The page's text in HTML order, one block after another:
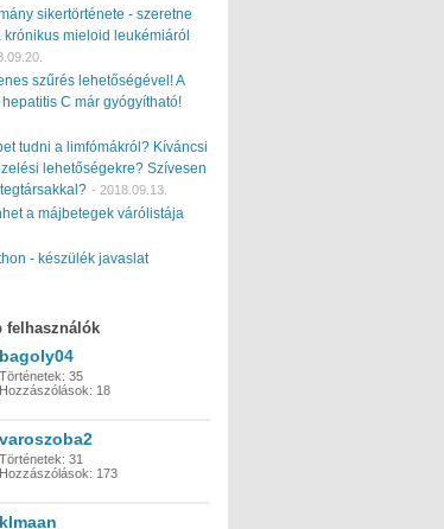
sikertörténete - szeretne
krónikus mieloid leukémiáról
szűrés lehetőségével! A
C már gyógyítható!
tudni a limfómákról? Kíváncsi
lehetőségekre? Szívesen
- 2018.09.13.
a májbetegek várólistája
- készülék javaslat
felhasználók
bagoly04
Történetek: 35
Hozzászólások: 18
varoszoba2
Történetek: 31
Hozzászólások: 173
klmaan